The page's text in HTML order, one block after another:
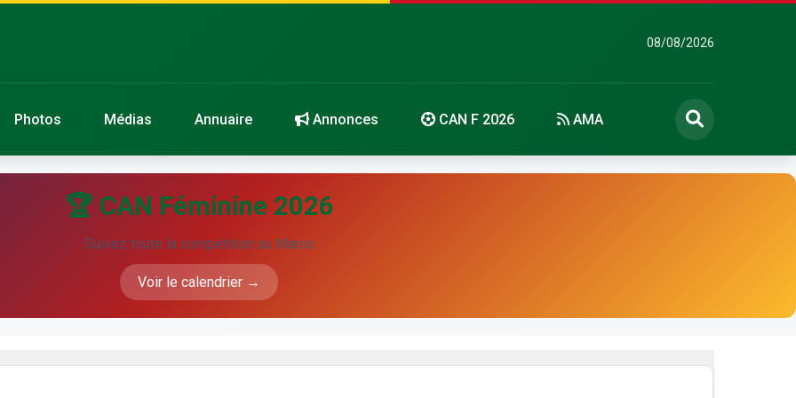
08/08/2026
Photos Médias Annuaire Annonces CAN F 2026 AMA
🏆 CAN Féminine 2026
Suivez toute la compétition au Maroc
Voir le calendrier →